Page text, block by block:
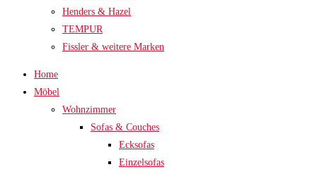
Henders & Hazel
TEMPUR
Fissler & weitere Marken
Home
Möbel
Wohnzimmer
Sofas & Couches
Ecksofas
Einzelsofas